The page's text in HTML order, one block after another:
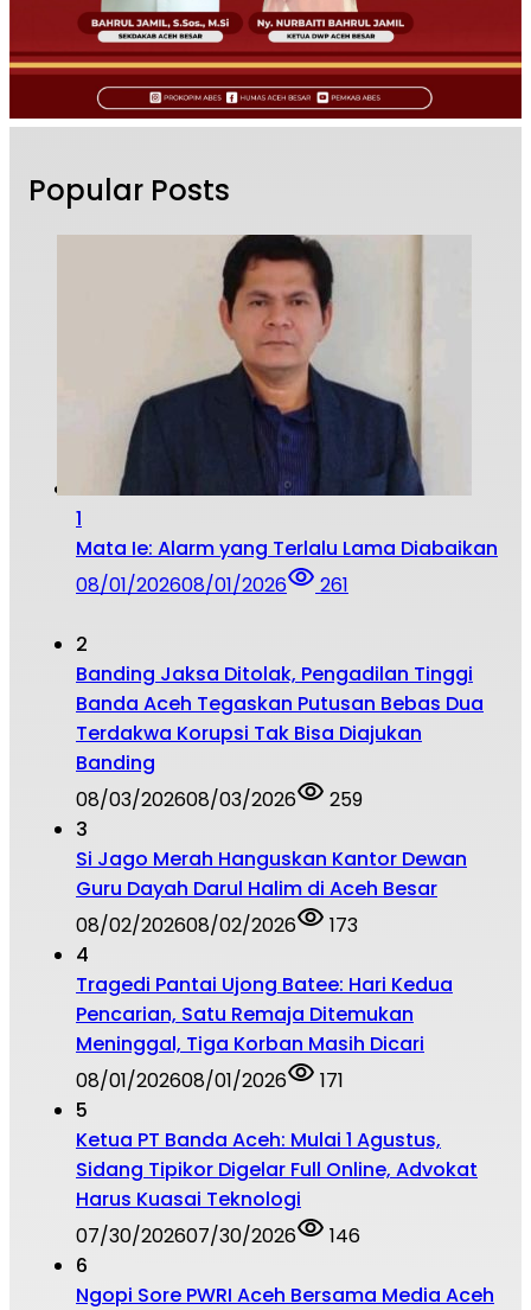
Popular Posts
1
Mata Ie: Alarm yang Terlalu Lama Diabaikan
08/01/202608/01/2026 261
2
Banding Jaksa Ditolak, Pengadilan Tinggi
Banda Aceh Tegaskan Putusan Bebas Dua
Terdakwa Korupsi Tak Bisa Diajukan
Banding
08/03/202608/03/2026
259
3
Si Jago Merah Hanguskan Kantor Dewan
Guru Dayah Darul Halim di Aceh Besar
08/02/202608/02/2026
173
4
Tragedi Pantai Ujong Batee: Hari Kedua
Pencarian, Satu Remaja Ditemukan
Meninggal, Tiga Korban Masih Dicari
08/01/202608/01/2026
171
5
Ketua PT Banda Aceh: Mulai 1 Agustus,
Sidang Tipikor Digelar Full Online, Advokat
Harus Kuasai Teknologi
07/30/202607/30/2026
146
6
Ngopi Sore PWRI Aceh Bersama Media Aceh